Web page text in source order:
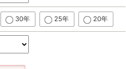
30年 25年 20年